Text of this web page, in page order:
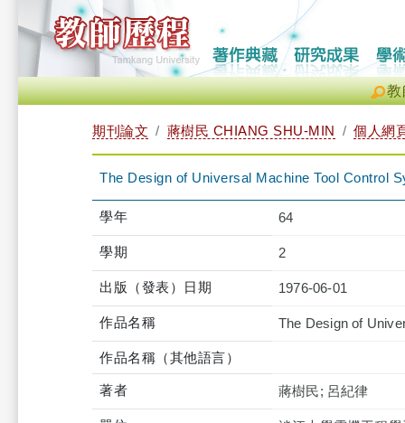
教
期刊論文 蔣樹民 CHIANG SHU-MIN 個人網
The Design of Universal Machine Tool Control
學年 64
學期 2
出版（發表）日期 1976-06-01
作品名稱 The Design of
作品名稱（其他語言）
著者 蔣樹民; 呂紀律